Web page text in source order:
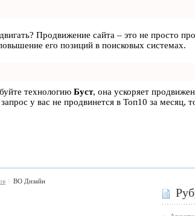
Продвижение сайта – это не просто
его позиций в поисковых системах.
технологию Буст, она ускоряет
у вас не продвинется в Топ10 за месяц,
\ ВО Дизайн